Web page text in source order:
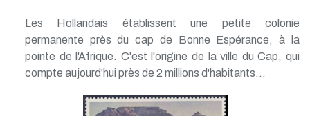
Les Hollandais établissent une petite colonie
permanente près du cap de Bonne Espérance, à la
pointe de l'Afrique. C'est l'origine de la ville du Cap, qui
compte aujourd'hui près de 2 millions d'habitants...